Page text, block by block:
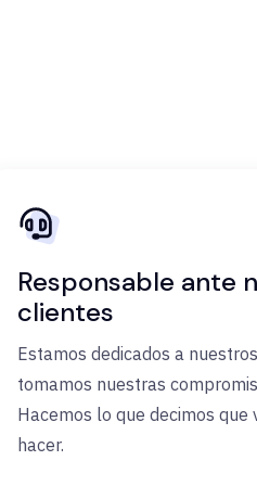
Responsable ante
clientes
Estamos dedicados a
tomamos nuestras
Hacemos lo que decimos que
hacer.